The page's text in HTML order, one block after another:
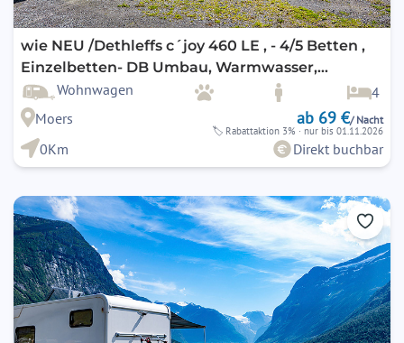
wie NEU /Dethleffs c´joy 460 LE , - 4/5 Betten ,
Einzelbetten- DB Umbau, Warmwasser,
optional, preiswert KLIMA
Wohnwagen
4
Moers
ab 69 €/ Nacht
🏷 Rabattaktion 3% · nur bis 01.11.2026
0Km Direkt buchbar